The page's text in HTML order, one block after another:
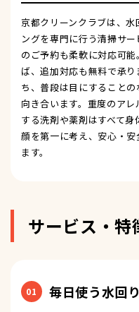
京都クリーンクラブは、
ングを専門に行う清掃サ
のご予約も柔軟に対応可
ば、追加対応も無料で承
ち、普段は目にすること
向き合います。重度のア
する洗剤や薬剤はすべて
顔を第一に考え、安心・
ます。
サービス・特
01 毎日使う水回